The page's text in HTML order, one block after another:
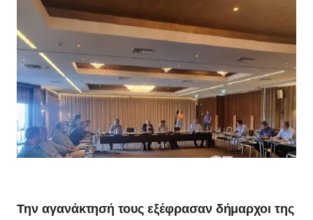
Την αγανάκτησή τους εξέφρασαν δήμαρχοι της